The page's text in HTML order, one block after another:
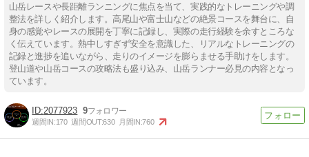
山岳レースや長距離ランニングに焦点を当て、実践的なトレーニングや調
整法を詳しく紹介します。高尾山や富士山などの絶景コースを舞台に、自
身の感覚やレースの展開を丁寧に記録し、実際の走行経験を余すところな
く伝えています。熱中しすぎず安全を意識した、リアルなトレーニングの
記録と進捗を追いながら、走りのイメージを膨らませる手助けをします。
登山道や山岳コースの攻略法も盛り込み、山岳ランナー必見の内容となっ
ています。
2077923 9
週間IN:170 週間OUT:630 月間IN:760